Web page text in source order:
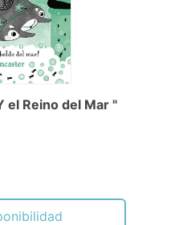
el Reino del Mar "